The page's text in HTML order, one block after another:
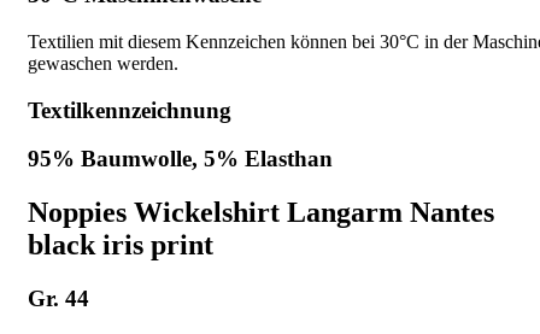
Textilien mit diesem Kennzeichen können bei 30°C in der
gewaschen werden.
Textilkennzeichnung
95% Baumwolle, 5% Elasthan
Noppies Wickelshirt Langarm Nantes
black iris print
Gr. 44